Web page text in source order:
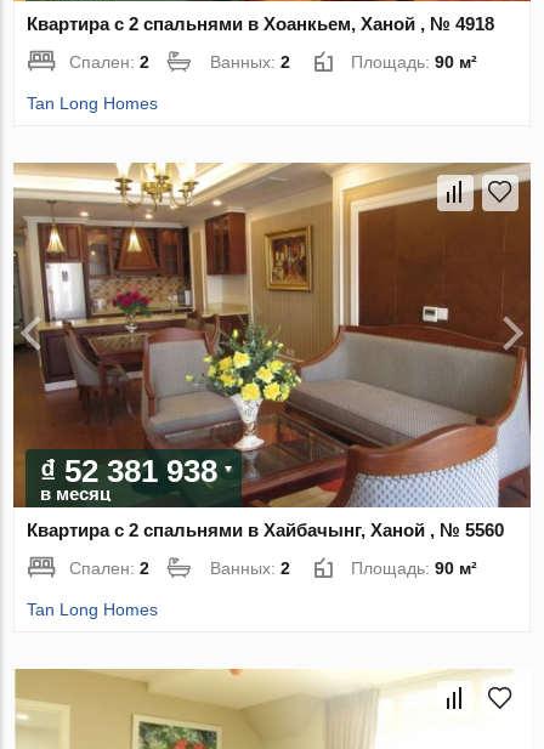
Квартира с 2 спальнями в Хоанкьем, Ханой , № 4918
Спален:2 Ванных:2 Площадь:90 м²
Tan Long Homes
₫ 52 381 938
в месяц
Квартира с 2 спальнями в Хайбачынг, Ханой , № 5560
Спален:2 Ванных:2 Площадь:90 м²
Tan Long Homes